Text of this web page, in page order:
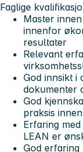
Faglige
Master
innenfor
resultater
Relevant
God innsikt i
dokumenter
God
praksis
Erfaring
LEAN er
God erfaring